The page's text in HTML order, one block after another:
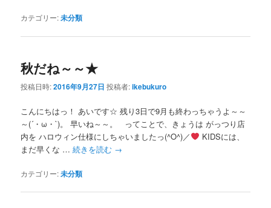
カテゴリー:未分類
秋だね～～★
投稿日時:2016年9月27日 投稿者:ikebukuro
こんにちはっ！ あいです☆ 残り3日で9月も終わっちゃうよ～～
～(´・ω・`)。 早いね～～。 ってことで、きょうは がっつり店
内を ハロウィン仕様にしちゃいましたっ(^O^)／
KIDSには、
まだ早くな …続きを読む →
カテゴリー:未分類